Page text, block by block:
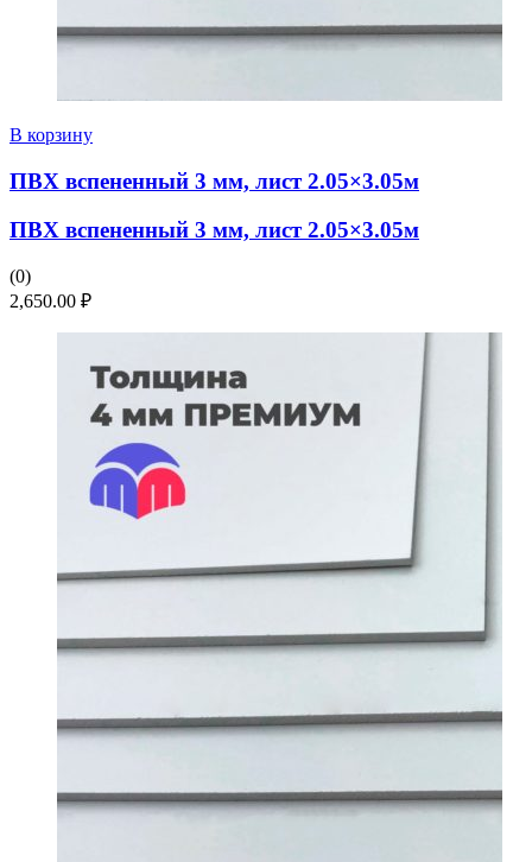
В корзину
ПВХ вспененный 3 мм, лист 2.05×3.05м
ПВХ вспененный 3 мм, лист 2.05×3.05м
(0)
2,650.00 ₽